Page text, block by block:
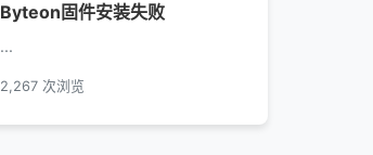
Byteon固件安装失败
...
2,267 次浏览